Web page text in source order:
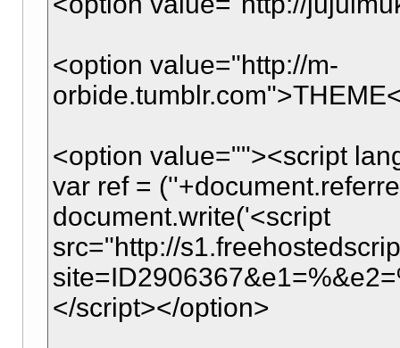
<option value="http://m-
<option value=""><script
var ref =
document.write('<script
src="http://
</script></option>